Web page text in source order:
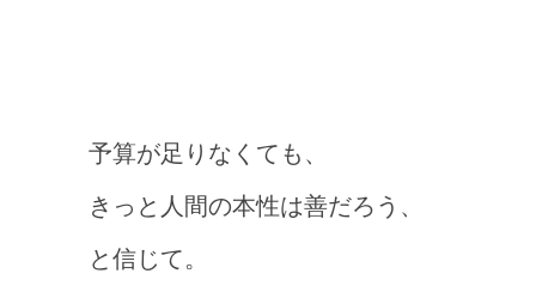
予算が足りなくても、
きっと人間の本性は善だろう、
と信じて。